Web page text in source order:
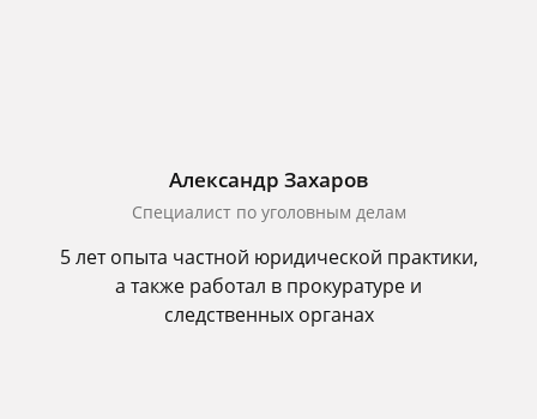
Александр Захаров
Специалист по уголовным делам
5 лет опыта частной юридической практики,
а также работал в прокуратуре и
следственных органах